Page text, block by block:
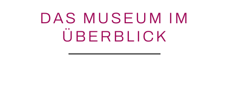
DAS MUSEUM IM
ÜBERBLICK